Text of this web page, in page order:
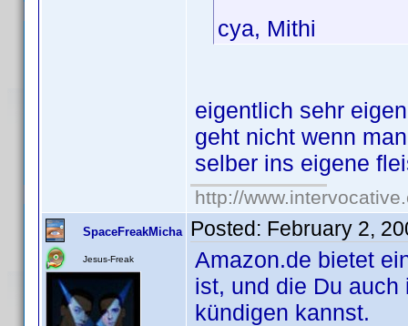
cya, Mithi
eigentlich sehr
geht nicht wenn
selber ins eigene
http://
SpaceFreakMicha
Jesus-Freak
Posted: February 2,
Amazon.de bietet
ist, und die Du
kündigen kannst.